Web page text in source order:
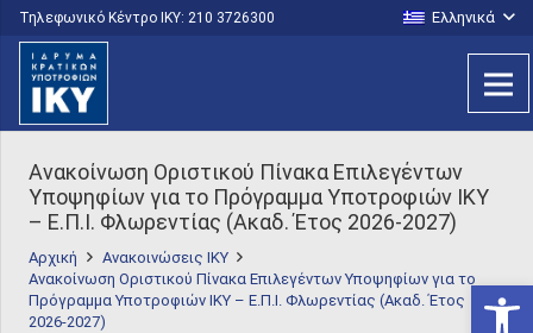
Τηλεφωνικό Κέντρο IKY: 210 3726300 Ελληνικά
Ανακοίνωση Οριστικού Πίνακα Επιλεγέντων
Υποψηφίων για το Πρόγραμμα Υποτροφιών ΙΚΥ
– Ε.Π.Ι. Φλωρεντίας (Ακαδ. Έτος 2026-2027)
Αρχική
Ανακοινώσεις ΙΚΥ
Ανακοίνωση Οριστικού Πίνακα Επιλεγέντων Υποψηφίων για το
Πρόγραμμα Υποτροφιών ΙΚΥ – Ε.Π.Ι. Φλωρεντίας (Ακαδ. Έτος
2026-2027)